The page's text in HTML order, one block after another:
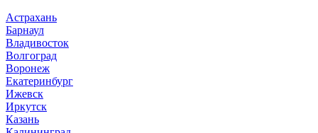
Астрахань
Барнаул
Владивосток
Волгоград
Воронеж
Екатеринбург
Ижевск
Иркутск
Казань